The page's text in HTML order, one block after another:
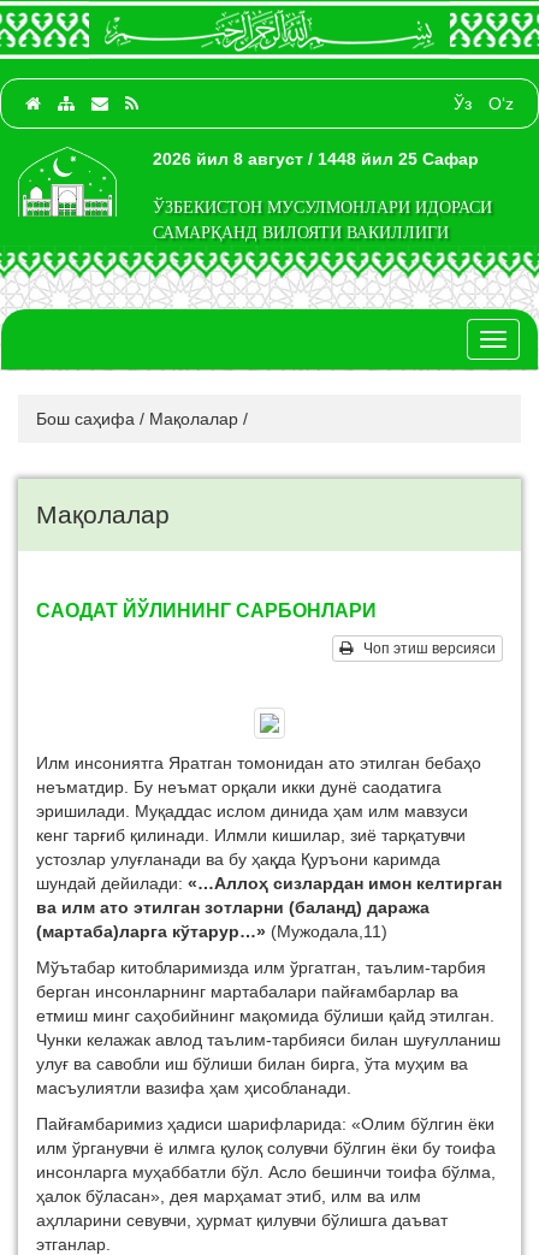
Ўз O‘z
2026 йил 8 август / 1448 йил 25 Сафар
ЎЗБЕКИСТОН МУСУЛМОНЛАРИ ИДОРАСИ
САМАРҚАНД ВИЛОЯТИ ВАКИЛЛИГИ
Бош саҳифа / Мақолалар /
Мақолалар
САОДАТ ЙЎЛИНИНГ САРБОНЛАРИ
Чоп этиш версияси
Илм инсониятга Яратган томонидан ато этилган бебаҳо
неъматдир. Бу неъмат орқали икки дунё саодатига
эришилади. Муқаддас ислом динида ҳам илм мавзуси
кенг тарғиб қилинади. Илмли кишилар, зиё тарқатувчи
устозлар улуғланади ва бу ҳақда Қуръони каримда
шундай дейилади: «…Аллоҳ сизлардан имон келтирган
ва илм ато этилган зотларни (баланд) даража
(мартаба)ларга кўтарур…» (Мужодала,11)
Мўътабар китобларимизда илм ўргатган, таълим-тарбия
берган инсонларнинг мартабалари пайғамбарлар ва
етмиш минг саҳобийнинг мақомида бўлиши қайд этилган.
Чунки келажак авлод таълим-тарбияси билан шуғулланиш
улуғ ва савобли иш бўлиши билан бирга, ўта муҳим ва
масъулиятли вазифа ҳам ҳисобланади.
Пайғамбаримиз ҳадиси шарифларида: «Олим бўлгин ёки
илм ўрганувчи ё илмга қулоқ солувчи бўлгин ёки бу тоифа
инсонларга муҳаббатли бўл. Асло бешинчи тоифа бўлма,
ҳалок бўласан», дея марҳамат этиб, илм ва илм
аҳлларини севувчи, ҳурмат қилувчи бўлишга даъват
этганлар.